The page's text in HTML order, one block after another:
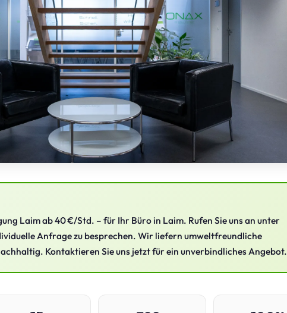
Laim ab 40 €/Std. – für Ihr Büro in Laim. Rufen Sie uns an unter
Anfrage zu besprechen. Wir liefern umweltfreundliche
Kontaktieren Sie uns jetzt für ein unverbindliches Angebot.